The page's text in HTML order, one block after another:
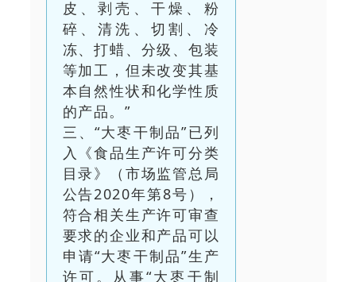
皮、剥壳、干燥、粉
碎、清洗、切割、冷
冻、打蜡、分级、包装
等加工，但未改变其基
本自然性状和化学性质
的产品。”
三、“大枣干制品”已列
入《食品生产许可分类
目录》（市场监管总局
公告2020年第8号），
符合相关生产许可审查
要求的企业和产品可以
申请“大枣干制品”生产
许可。从事“大枣干制